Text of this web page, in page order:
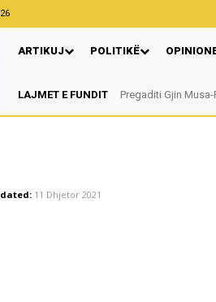
ARTIKUJ POLITIKË
LAJMET E FUNDIT Pregaditi Gjin
Nga: Ndue Dedaj
11 Dhjetor 2021